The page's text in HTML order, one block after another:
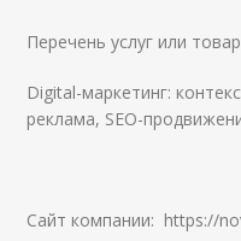
Перечень услуг или
Digital-маркетинг:
реклама, SEO-
Сайт компании: https://